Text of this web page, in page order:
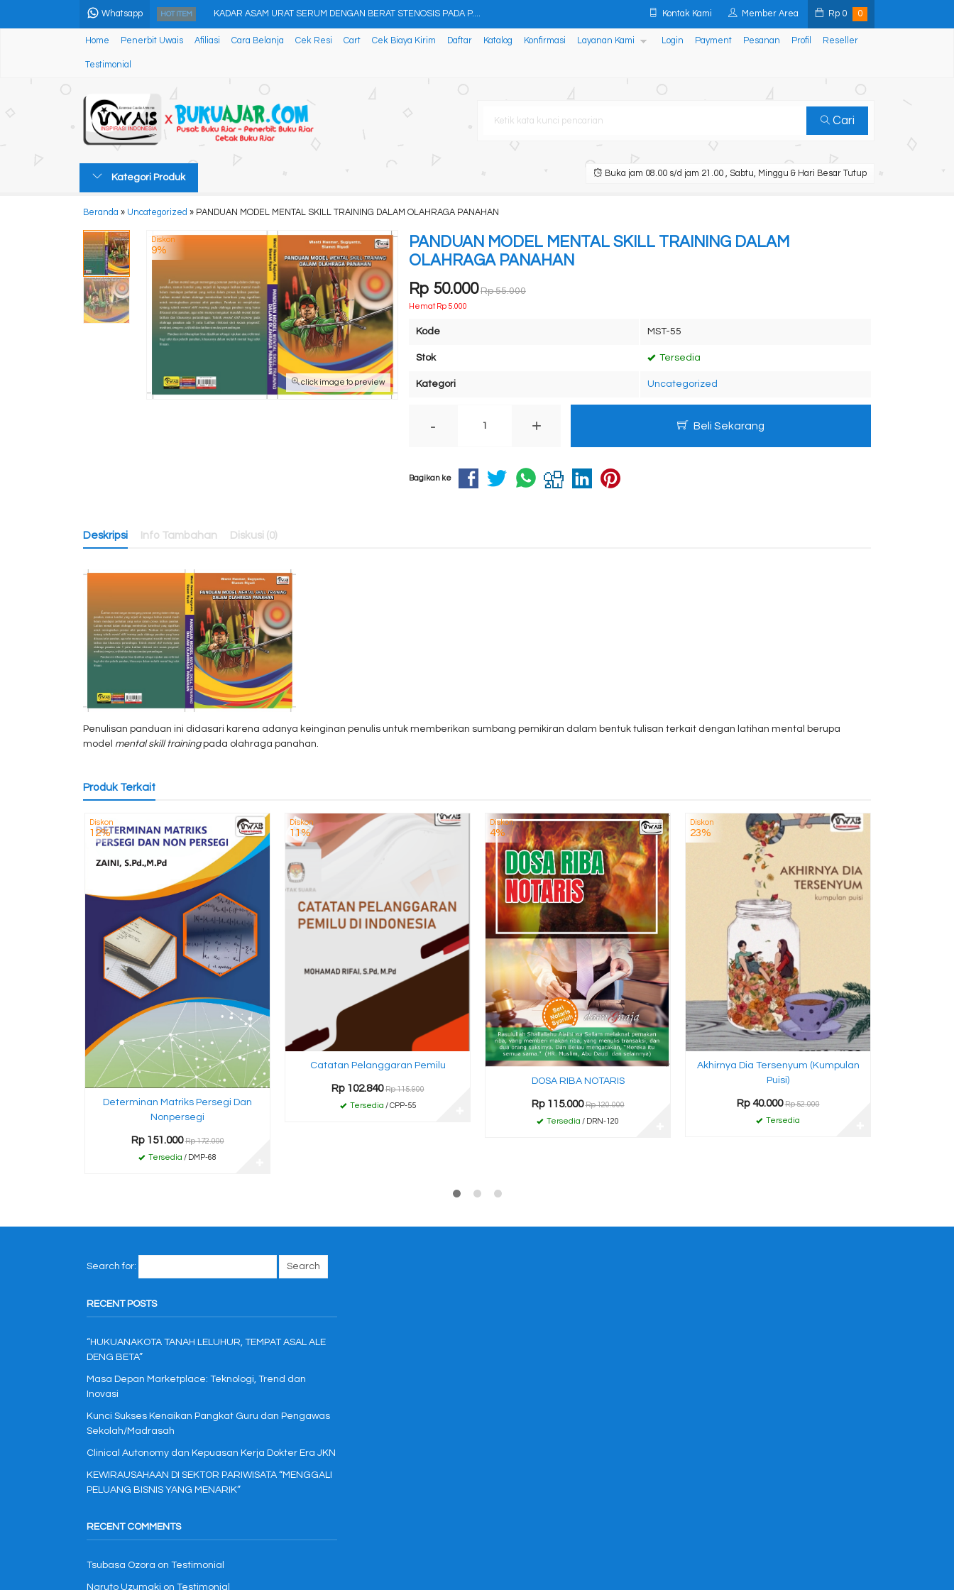
Whatsapp HOT ITEM KADAR ASAM URAT SERUM DENGAN BERAT STENOSIS PADA P....
SISTEM INFORMASI GEOGRAFIS untuk Pengembangan Infr....
MANAJEMEN PEMELIHARAAN KELINCI....
TEORI & PENERAPAN ENERGI BARU DAN TERBARUKAN (Wast....
BUKU AJAR PENGENALAN LABORATORIUM FISIKA....
PESONA ALAMKU....
Kontak Kami Member Area Rp 0 0
Home Penerbit Uwais Afiliasi Cara Belanja Cek Resi Cart Cek Biaya Kirim Daftar Katalog Konfirmasi Layanan Kami Login Payment Pesanan Profil Reseller
Testimonial
Cari
Kategori Produk Buka jam 08.00 s/d jam 21.00 , Sabtu, Minggu & Hari Besar Tutup
Beranda » Uncategorized » PANDUAN MODEL MENTAL SKILL TRAINING DALAM OLAHRAGA PANAHAN
click image to preview
Diskon
9%
PANDUAN MODEL MENTAL SKILL TRAINING DALAM
OLAHRAGA PANAHAN
Rp 50.000 Rp 55.000
Hemat Rp 5.000
Kode MST-55
Stok Tersedia
Kategori Uncategorized
- + Beli Sekarang
Bagikan ke
Deskripsi Info Tambahan Diskusi (0)
Penulisan panduan ini didasari karena adanya keinginan penulis untuk memberikan sumbang pemikiran dalam bentuk tulisan terkait dengan latihan mental berupa
model mental skill trainingpada olahraga panahan.
Produk Terkait
Diskon
12%
Determinan Matriks Persegi Dan
Nonpersegi
Rp 151.000 Rp 172.000
Tersedia / DMP-68
Diskon
11%
Catatan Pelanggaran Pemilu
Rp 102.840 Rp 115.900
Tersedia / CPP-55
Diskon
4%
DOSA RIBA NOTARIS
Rp 115.000 Rp 120.000
Tersedia / DRN-120
Diskon
23%
Akhirnya Dia Tersenyum (Kumpulan
Puisi)
Rp 40.000 Rp 52.000
Tersedia
Search for:
RECENT POSTS
“HUKUANAKOTA TANAH LELUHUR, TEMPAT ASAL ALE
DENG BETA”
Masa Depan Marketplace: Teknologi, Trend dan
Inovasi
Kunci Sukses Kenaikan Pangkat Guru dan Pengawas
Sekolah/Madrasah
Clinical Autonomy dan Kepuasan Kerja Dokter Era JKN
KEWIRAUSAHAAN DI SEKTOR PARIWISATA “MENGGALI
PELUANG BISNIS YANG MENARIK”
RECENT COMMENTS
Tsubasa Ozora on Testimonial
Naruto Uzumaki on Testimonial